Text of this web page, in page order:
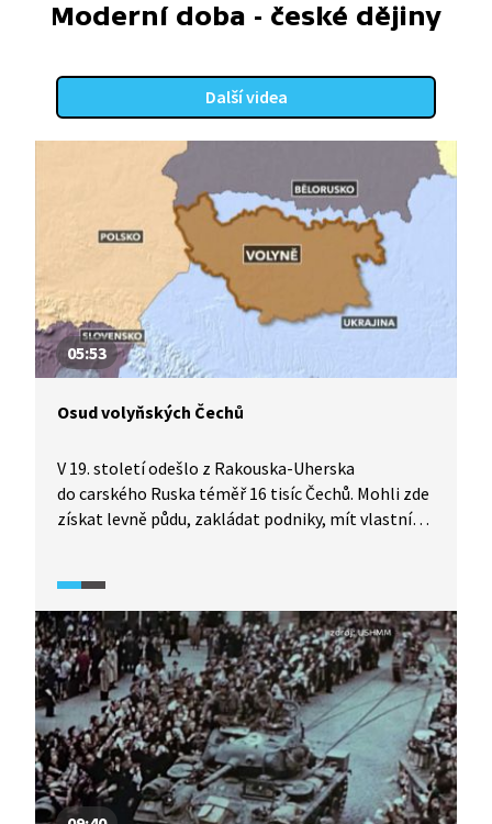
Moderní doba - české dějiny
Další videa
05:53
Osud volyňských Čechů
V 19. století odešlo z Rakouska-Uherska
do carského Ruska téměř 16 tisíc Čechů. Mohli zde
získat levně půdu, zakládat podniky, mít vlastní
vojenské povinnosti. Osud této menšiny se začal
měnit po sovětské revoluci a vzniku polského
státu. Tragédií Volyně pak byly události druhé
světové války. V dokumentu Lesník z Volyně z cyklu
Neznámí hrdinové (2012) uvidíte výpověď
pamětníka a historikův komentář o dějinných
událostech.